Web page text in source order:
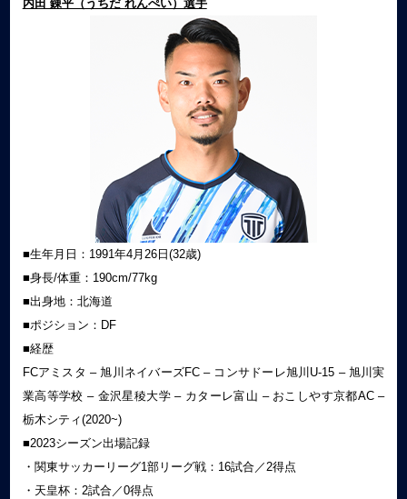
内田 錬平（うちだ れんぺい）選手
■生年月日：1991年4月26日(32歳)
■身長/体重：190cm/77kg
■出身地：北海道
■ポジション：DF
■経歴
FCアミスタ – 旭川ネイバーズFC – コンサドーレ旭川U-15 – 旭川実
業高等学校 – 金沢星稜大学 – カターレ富山 – おこしやす京都AC –
栃木シティ(2020~)
■2023シーズン出場記録
・関東サッカーリーグ1部リーグ戦：16試合／2得点
・天皇杯：2試合／0得点